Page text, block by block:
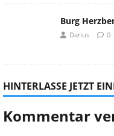
Burg
Darius 0
HINTERLASSE JETZT
Kommentar